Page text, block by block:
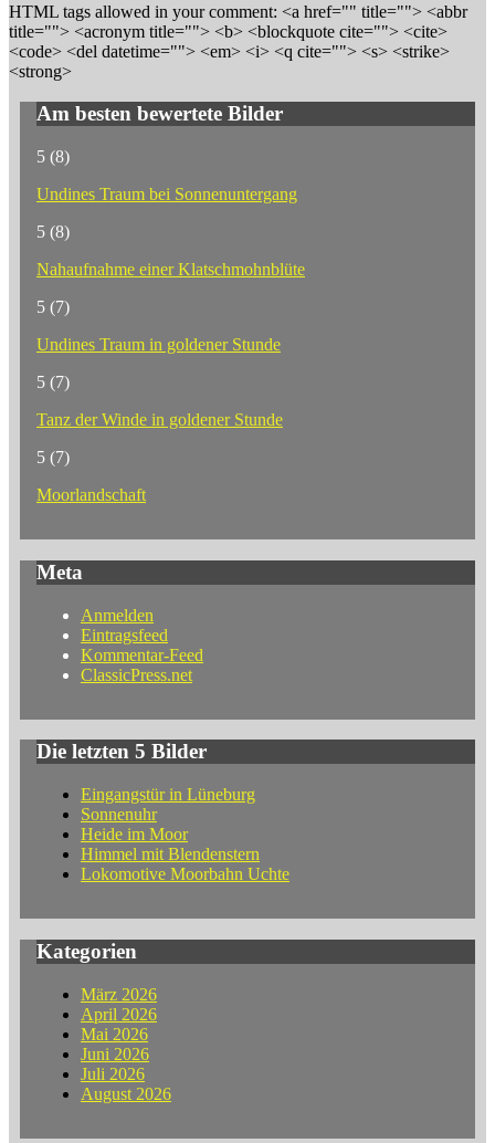
HTML tags allowed in your comment: <a href="" title=""> <abbr
title=""> <acronym title=""> <b> <blockquote cite=""> <cite>
<code> <del datetime=""> <em> <i> <q cite=""> <s> <strike>
<strong>
Am besten bewertete Bilder
5 (8)
Undines Traum bei Sonnenuntergang
5 (8)
Nahaufnahme einer Klatschmohnblüte
5 (7)
Undines Traum in goldener Stunde
5 (7)
Tanz der Winde in goldener Stunde
5 (7)
Moorlandschaft
Meta
Anmelden
Eintragsfeed
Kommentar-Feed
ClassicPress.net
Die letzten 5 Bilder
Eingangstür in Lüneburg
Sonnenuhr
Heide im Moor
Himmel mit Blendenstern
Lokomotive Moorbahn Uchte
Kategorien
März 2026
April 2026
Mai 2026
Juni 2026
Juli 2026
August 2026